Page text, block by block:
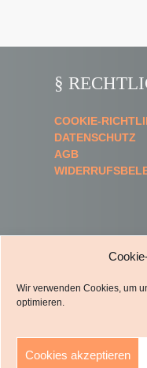
Wir verwenden Cookies, um
optimieren.
Cookies akzeptieren
§
COOKIE-
DATENSCHUTZ
AGB